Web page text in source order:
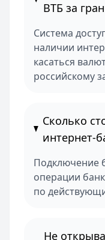
ВТБ за
Система
наличии
касаться
российскому
Сколько
интернет-
Подключение
операции
по
Не